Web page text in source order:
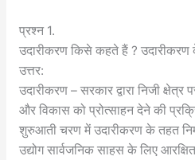
प्रश्न 1.
उदारीकरण किसे कहते हैं ? उदारीकरण
उत्तर:
उदारीकरण – सरकार द्वारा निजी
और विकास को प्रोत्साहन देने की
शुरुआती चरण में उदारीकरण के तहत
उद्योग सार्वजनिक साहस के लिए